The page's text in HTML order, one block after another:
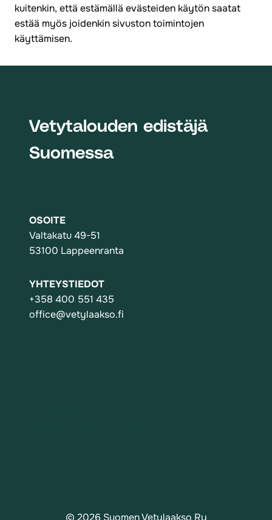
kuitenkin, että estämällä evästeiden käytön saatat
estää myös joidenkin sivuston toimintojen
käyttämisen.
Vetytalouden edistäjä
Suomessa
OSOITE
Valtakatu 49-51
53100 Lappeenranta
YHTEYSTIEDOT
+358 400 551 435
office@vetylaakso.fi
© 2026 Suomen Vetylaakso Ry